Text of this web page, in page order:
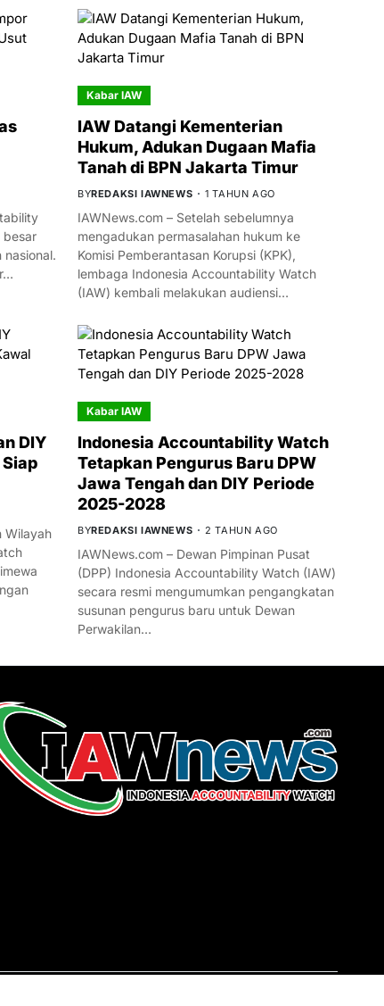
besar
Kabar IAW
IAW Datangi Kementerian
Hukum, Adukan Dugaan Mafia
Tanah di BPN Jakarta Timur
BYREDAKSI IAWNEWS 1 TAHUN AGO
IAWNews.com – Setelah sebelumnya
mengadukan permasalahan hukum ke
Komisi Pemberantasan Korupsi (KPK),
lembaga Indonesia Accountability Watch
(IAW) kembali melakukan audiensi…
DIY
Wilayah
Kabar IAW
Indonesia Accountability Watch
Tetapkan Pengurus Baru DPW
Jawa Tengah dan DIY Periode
2025-2028
BYREDAKSI IAWNEWS 2 TAHUN AGO
IAWNews.com – Dewan Pimpinan Pusat
(DPP) Indonesia Accountability Watch (IAW)
secara resmi mengumumkan pengangkatan
susunan pengurus baru untuk Dewan
Perwakilan…